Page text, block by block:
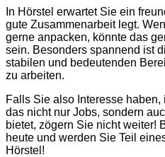
In Hörstel erwartet Sie ein
gute Zusammenarbeit legt.
gerne anpacken, könnte das
sein. Besonders spannend ist
stabilen und bedeutenden
zu arbeiten.
Falls Sie also Interesse
das nicht nur Jobs, sondern
bietet, zögern Sie nicht weiter!
heute und werden Sie Teil
Hörstel!